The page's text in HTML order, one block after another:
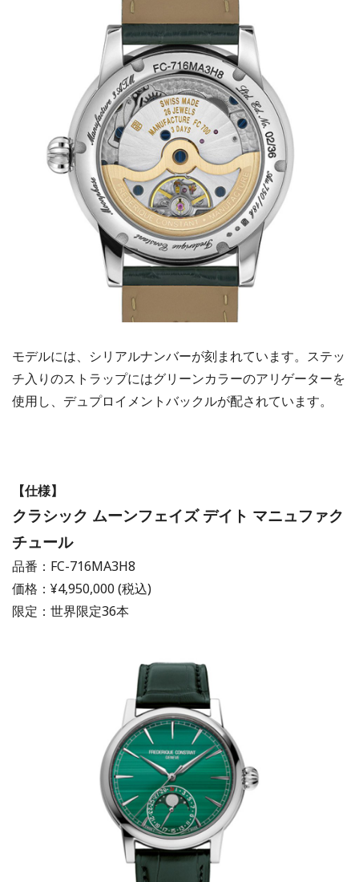
モデルには、シリアルナンバーが刻まれています。ステッ
チ入りのストラップにはグリーンカラーのアリゲーターを
使用し、デュプロイメントバックルが配されています。
【仕様】
クラシック ムーンフェイズ デイト マニュファク
チュール
品番：FC-716MA3H8
価格：¥4,950,000 (税込)
限定：世界限定36本